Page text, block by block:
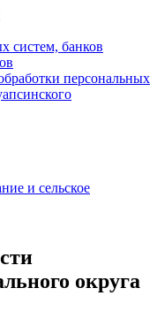
систем, банков
персональных
и сельское
округа